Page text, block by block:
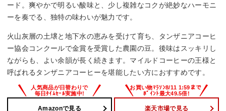
ード。爽やかで明るい酸味と、少し複雑なコクが絶妙なハーモニ
ーを奏でる、独特の味わいが魅力です。
火山灰層の土壌と地下水の恵みを受けて育ち、タンザニアコーヒ
ー協会コンクールで金賞を受賞した農園の豆。後味はスッキリし
ながらも、よい余韻が長く続きます。マイルドコーヒーの王様と
呼ばれるタンザニアコーヒーを堪能したい方におすすめです。
Amazonで見る 楽天市場で見る